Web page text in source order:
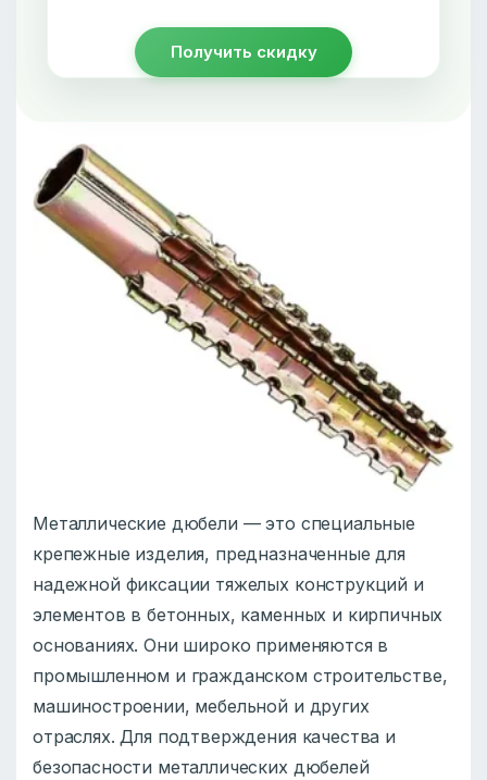
Получить скидку
Металлические дюбели — это специальные
крепежные изделия, предназначенные для
надежной фиксации тяжелых конструкций и
элементов в бетонных, каменных и кирпичных
основаниях. Они широко применяются в
промышленном и гражданском строительстве,
машиностроении, мебельной и других
отраслях. Для подтверждения качества и
безопасности металлических дюбелей